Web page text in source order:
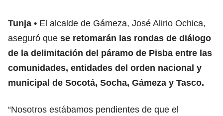
Tunja
El alcalde de Gámeza, José Alirio Ochica,
aseguró que se retomarán las rondas de diálogo
de la delimitación del páramo de Pisba entre las
comunidades, entidades del orden nacional y
municipal de Socotá, Socha, Gámeza y Tasco.
“Nosotros estábamos pendientes de que el